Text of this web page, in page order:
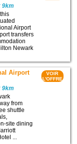
9km
Airport
transfers
Newark
Airport
9km
from
shuttle
site dining
...
VOIR
L'OFFRE